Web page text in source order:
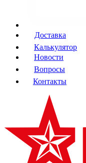
Доставка
Калькулятор
Новости
Вопросы
Контакты